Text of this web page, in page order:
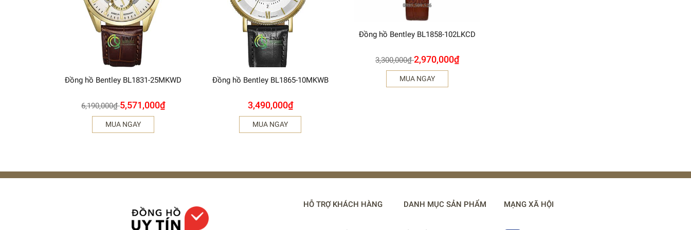
Đồng hồ Bentley BL1831-25MKWD
6,190,000₫ 5,571,000₫
MUA NGAY
Đồng hồ Bentley BL1865-10MKWB
3,490,000₫
MUA NGAY
Đồng hồ Bentley BL1858-102LKCD
3,300,000₫ 2,970,000₫
MUA NGAY
HỖ TRỢ KHÁCH HÀNG DANH MỤC SẢN PHẨM MẠNG XÃ HỘI